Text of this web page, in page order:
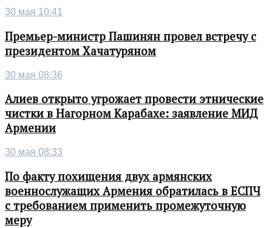
30 мая 10:41
Премьер-министр Пашинян провел встречу с
президентом Хачатуряном
30 мая 08:36
Алиев открыто угрожает провести этнические
чистки в Нагорном Карабахе: заявление МИД
Армении
30 мая 08:33
По факту похищения двух армянских
военнослужащих Армения обратилась в ЕСПЧ
с требованием применить промежуточную
меру